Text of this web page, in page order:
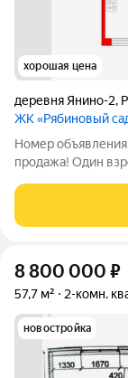
хорошая цена
деревня Янино-2,
ЖК «Рябиновый
Номер
продажа! Один
обременений.
договоре.
8 800 000 ₽
57,7 м² 2-комн.
новостройка